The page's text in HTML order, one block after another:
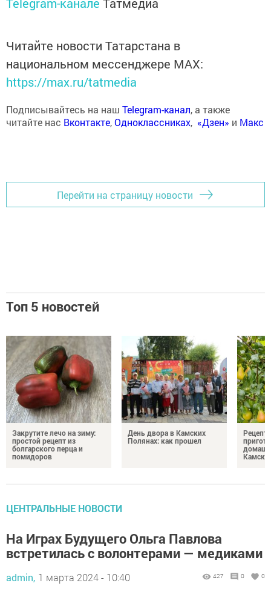
Telegram-канале Татмедиа
Читайте новости Татарстана в
национальном мессенджере MАХ:
https://max.ru/tatmedia
Подписывайтесь на наш Telegram-канал, а также
читайте нас Вконтакте,Одноклассниках, «Дзен» и Макс
Перейти на страницу новости
Топ 5 новостей
Закрутите лечо на зиму:
простой рецепт из
болгарского перца и
помидоров
День двора в Камских
Полянах: как прошел
ЦЕНТРАЛЬНЫЕ НОВОСТИ
На Играх Будущего Ольга Павлова
встретилась с волонтерами — медиками
admin, 1 марта 2024 - 10:40 427 0 0